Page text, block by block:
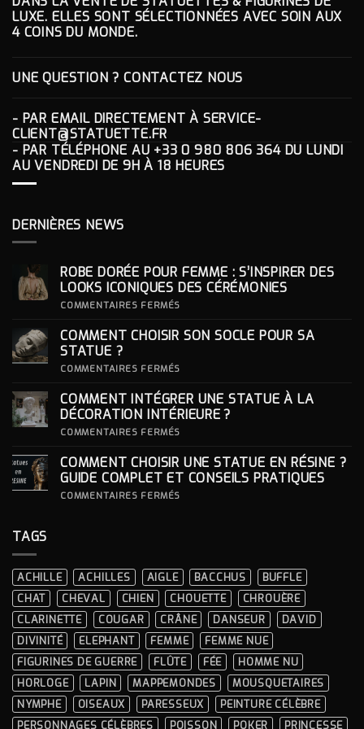
LUXE. ELLES SONT SÉLECTIONNÉES AVEC SOIN AUX
4 COINS DU MONDE.
UNE QUESTION ? CONTACTEZ NOUS
- PAR EMAIL DIRECTEMENT À SERVICE-
CLIENT@STATUETTE.FR
- PAR TÉLÉPHONE AU +33 0 980 806 364DU LUNDI
AU VENDREDI DE 9H À 18 HEURES
DERNIÈRES NEWS
ROBE DORÉE POUR FEMME : S’INSPIRER DES
LOOKS ICONIQUES DES CÉRÉMONIES
COMMENTAIRES FERMÉS
POUR
ICONIQUES
DES
CÉRÉMONIES
COMMENT CHOISIR SON SOCLE POUR SA
STATUE ?
COMMENTAIRES FERMÉS
SON
SOCLE
POUR
COMMENT INTÉGRER UNE STATUE À LA
DÉCORATION INTÉRIEURE ?
COMMENTAIRES FERMÉS
UNE
STATUE
À
COMMENT CHOISIR UNE STATUE EN RÉSINE ?
GUIDE COMPLET ET CONSEILS PRATIQUES
COMMENTAIRES FERMÉS
?
GUIDE
COMPLET
ET
CONSEILS
PRATIQUES
TAGS
ACHILLE ACHILLES AIGLE BACCHUS
BUFFLE
CHAT
CHEVAL CHIEN CHOUETTE
CHROUÈRE
CLARINETTE
COUGAR CRÂNE DANSEUR
DAVID
DIVINITÉ
ELEPHANT FEMME
FEMME NUE
FIGURINES DE GUERRE
FLÛTE FÉE
HOMME NU
HORLOGE
LAPIN MAPPEMONDES
MOUSQUETAIRES
NYMPHE
OISEAUX PARESSEUX
PEINTURE CÉLÈBRE
PERSONNAGES CÉLÈBRES
POISSON POKER PRINCESSE